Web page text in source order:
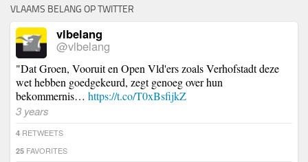
VLAAMS BELANG OP TWITTER
vlbelang
@vlbelang
"Dat Groen, Vooruit en Open Vld'ers zoals Verhofstadt deze
wet hebben goedgekeurd, zegt genoeg over hun
bekommernis… https://t.co/T0xBsfijkZ
3 years
4 RETWEETS
25 FAVORITES